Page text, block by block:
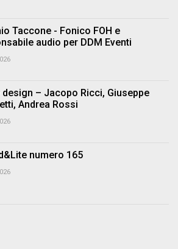
Taccone - Fonico FOH e
audio per DDM Eventi
design – Jacopo Ricci, Giuseppe
Andrea Rossi
numero 165